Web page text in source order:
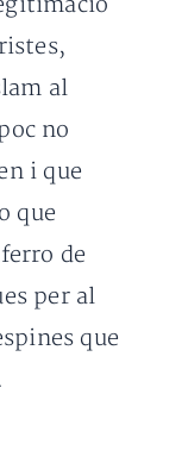
al
no
i que
que
de
per al
que